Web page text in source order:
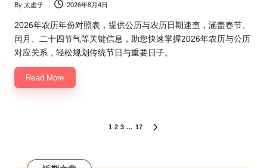
Posted
by
By 太虚子 2026年8月4日
2026年农历年份对照表，提供公历与农历日期速查，涵盖春节、
闰月、二十四节气等关键信息，助您快速掌握2026年农历与公历
对应关系，轻松规划传统节日与重要日子。
Read More
1 2 3 … 17